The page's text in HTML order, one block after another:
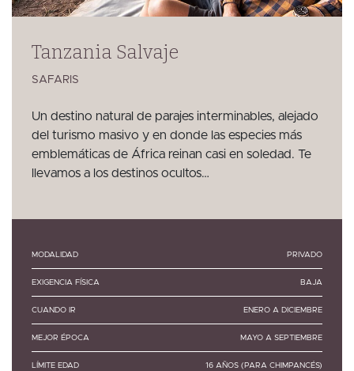
Tanzania Salvaje
SAFARIS
Un destino natural de parajes interminables, alejado
del turismo masivo y en donde las especies más
emblemáticas de África reinan casi en soledad. Te
llevamos a los destinos ocultos…
MODALIDAD PRIVADO
EXIGENCIA FÍSICA BAJA
CUANDO IR ENERO A DICIEMBRE
MEJOR ÉPOCA MAYO A SEPTIEMBRE
LÍMITE EDAD 16 AÑOS (PARA CHIMPANCÉS)